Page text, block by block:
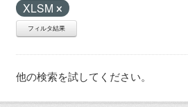
XLSM
フィルタ結果
他の検索を試してください。